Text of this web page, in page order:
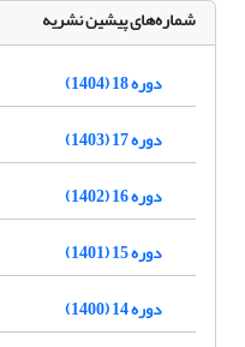
شماره‌های پیشین نشریه
دوره 18 (1404)
دوره 17 (1403)
دوره 16 (1402)
دوره 15 (1401)
دوره 14 (1400)